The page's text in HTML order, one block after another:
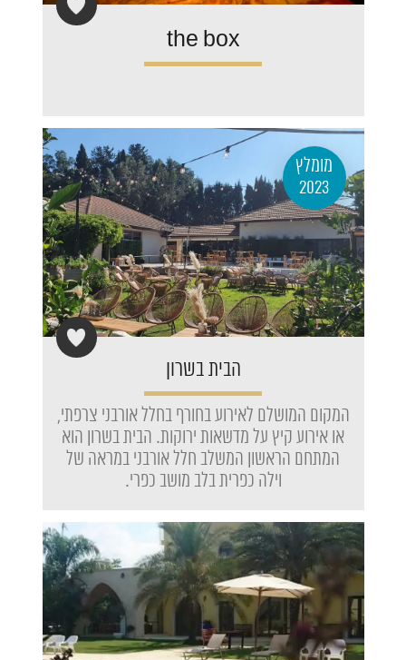
the box
מומלץ
2023
הבית בשרון
המקום המושלם לאירוע בחורף בחלל אורבני צרפתי,
או אירוע קיץ על מדשאות ירוקות. הבית בשרון הוא
המתחם הראשון המשלב חלל אורבני במראה של
וילה כפרית בלב מושב כפרי.